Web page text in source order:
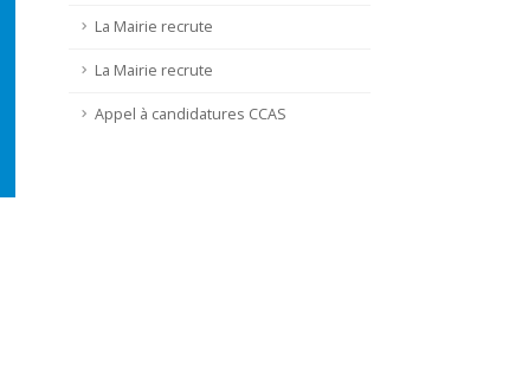
La Mairie recrute
La Mairie recrute
Appel à candidatures CCAS